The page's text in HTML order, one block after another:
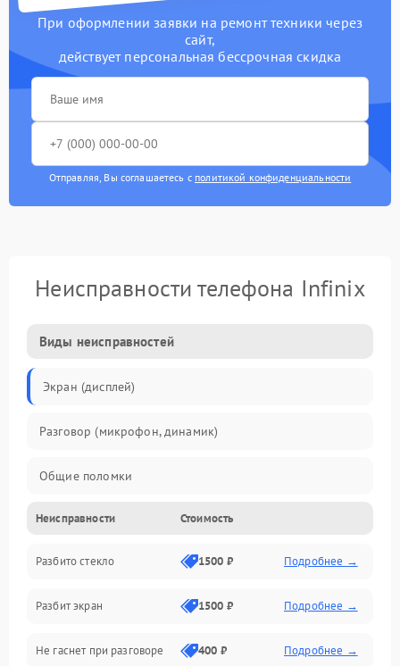
При оформлении заявки на ремонт техники через
сайт,
действует персональная бессрочная скидка
Отправляя, Вы соглашаетесь с политикой конфиденциальности
Неисправности телефона Infinix
Виды неисправностей
Экран (дисплей)
Разговор (микрофон, динамик)
Общие поломки
Проблемы связи
Камеры
Проблемы с дисплеем и сенсором
Зарядка
Неисправности Стоимость
Разбито стекло 1500 ₽ Подробнее →
Разбит экран 1500 ₽ Подробнее →
Не гаснет при разговоре 400 ₽ Подробнее →